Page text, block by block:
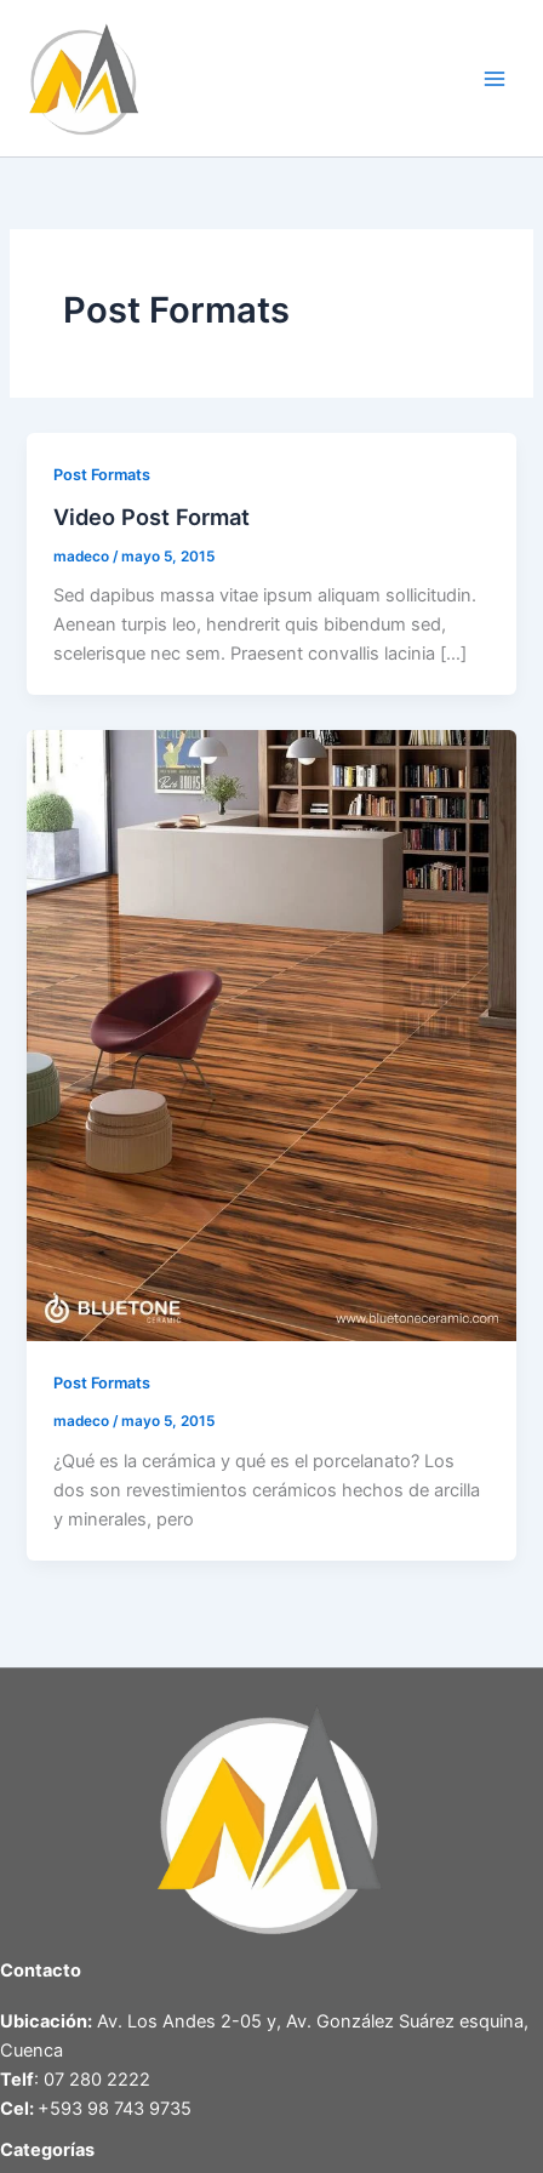
contenido
Post Formats
Post Formats
Video Post Format
madeco /mayo 5, 2015
Sed dapibus massa vitae ipsum aliquam sollicitudin.
Aenean turpis leo, hendrerit quis bibendum sed,
scelerisque nec sem. Praesent convallis lacinia […]
Post Formats
madeco/mayo 5, 2015
¿Qué es la cerámica y qué es el porcelanato? Los
dos son revestimientos cerámicos hechos de arcilla
y minerales, pero
Contacto
Ubicación: Av. Los Andes 2-05 y, Av. González Suárez esquina,
Cuenca
Telf: 07 280 2222
Cel: +593 98 743 9735
Categorías